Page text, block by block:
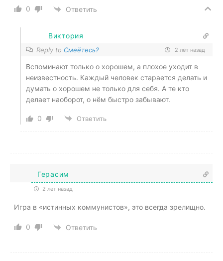
0 Ответить
Виктория
Reply to Смеётесь? 2 лет назад
Вспоминают только о хорошем, а плохое уходит в
неизвестность. Каждый человек старается делать и
думать о хорошем не только для себя. А те кто
делает наоборот, о нём быстро забывают.
0 Ответить
Герасим
2 лет назад
Игра в «истинных коммунистов», это всегда зрелищно.
0 Ответить